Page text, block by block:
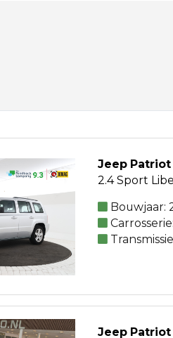
Jeep Patriot
2.4 Sport
Bouwjaar:
Jeep Patriot